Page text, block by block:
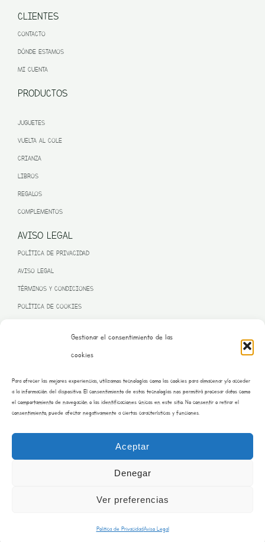
Gestionar el consentimiento de las
cookies
Para ofrecer las mejores experiencias, utilizamos tecnologías como las cookies para almacenar y/o acceder
a la información del dispositivo. El consentimiento de estas tecnologías nos permitirá procesar datos como
el comportamiento de navegación o las identificaciones únicas en este sitio. No consentir o retirar el
consentimiento, puede afectar negativamente a ciertas características y funciones.
Aceptar
Denegar
Ver preferencias
Politica de PrivacidadAviso Legal
CLIENTES
CONTACTO
DÓNDE ESTAMOS
MI CUENTA
PRODUCTOS
JUGUETES
VUELTA AL COLE
CRIANZA
LIBROS
REGALOS
COMPLEMENTOS
AVISO LEGAL
POLÍTICA DE PRIVACIDAD
AVISO LEGAL
TÉRMINOS Y CONDICIONES
POLÍTICA DE COOKIES
– NEXT GENERATION EU